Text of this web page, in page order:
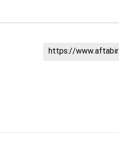
https://